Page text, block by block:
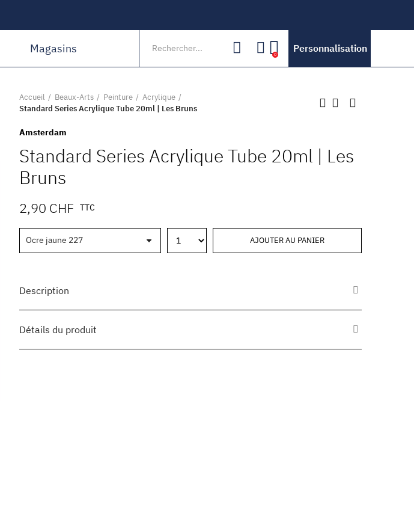
Magasins 0
Personnalisation
Accueil Beaux-Arts Peinture
Acrylique
Standard Series Acrylique Tube 20ml | Les Bruns
Amsterdam
Standard Series Acrylique Tube 20ml | Les
Bruns
2,90 CHF TTC
AJOUTER AU PANIER
Description
Détails du produit